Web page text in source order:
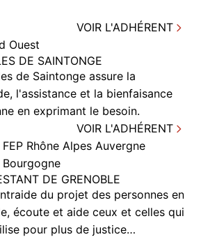
VOIR L'ADHÉRENT
Ouest
DE SAINTONGE
de Saintonge assure la
l'assistance et la bienfaisance
en exprimant le besoin.
VOIR L'ADHÉRENT
FEP Rhône Alpes Auvergne
Bourgogne
DE GRENOBLE
du projet des personnes en
écoute et aide ceux et celles qui
pour plus de justice…